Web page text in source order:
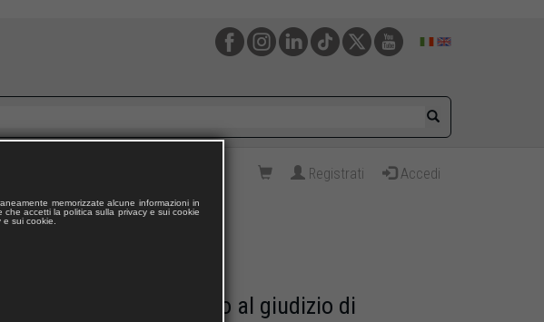
Registrati Accedi
Il preludio al giudizio di
memorizzate alcune informazioni in
accetti la politica sulla privacy e sui cookie
sui cookie.